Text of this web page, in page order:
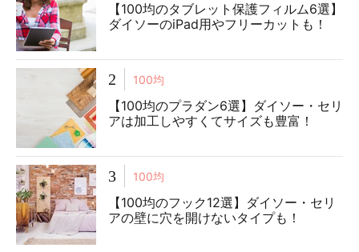
【100均のタブレット保護フィルム6選】
ダイソーのiPad用やフリーカットも！
2 100均
【100均のプラダン6選】ダイソー・セリ
アは加工しやすくてサイズも豊富！
3 100均
【100均のフック12選】ダイソー・セリ
アの壁に穴を開けないタイプも！